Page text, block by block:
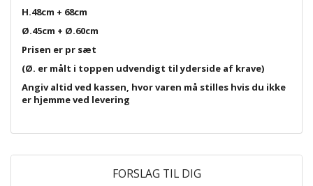
H.48cm + 68cm
Ø.45cm + Ø.60cm
Prisen er pr sæt
(Ø. er målt i toppen udvendigt til yderside af krave)
Angiv altid ved kassen, hvor varen må stilles hvis du ikke
er hjemme ved levering
FORSLAG TIL DIG